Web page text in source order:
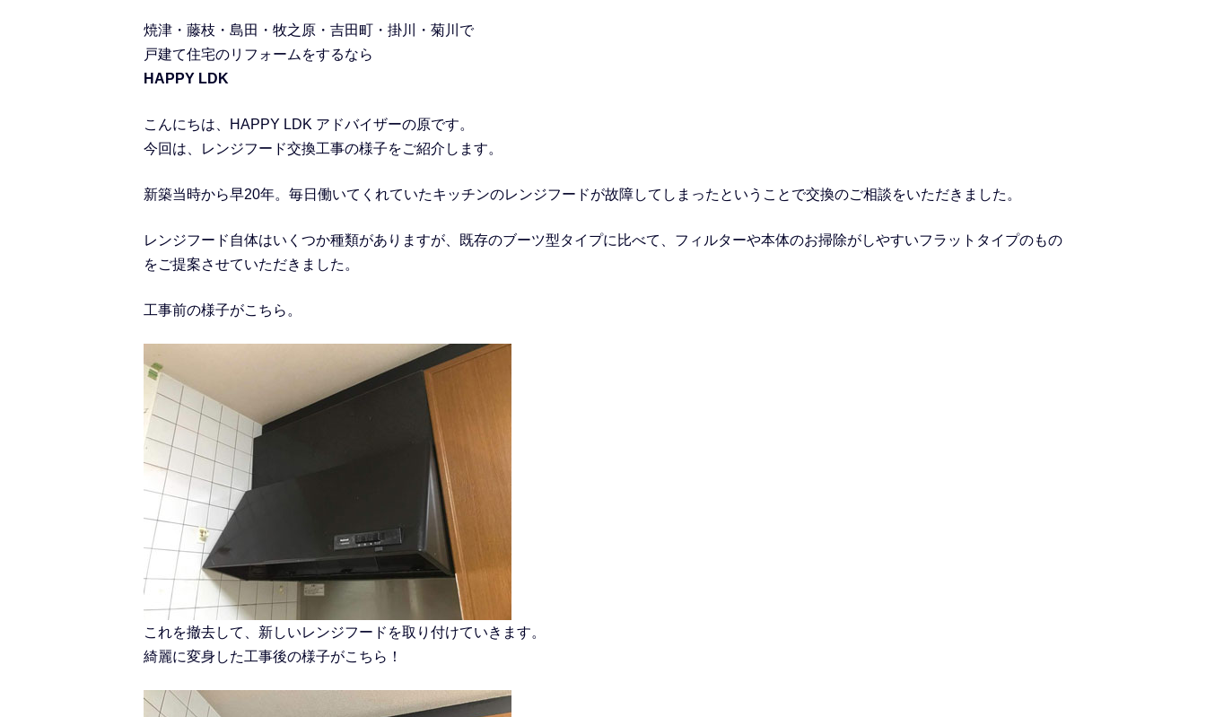
焼津・藤枝・島田・牧之原・吉田町・掛川・菊川で
戸建て住宅のリフォームをするなら
HAPPY LDK
こんにちは、HAPPY LDK アドバイザーの原です。
今回は、レンジフード交換工事の様子をご紹介します。
新築当時から早20年。毎日働いてくれていたキッチンのレンジフードが故障してしまったということで交換のご相談をいただきました。
レンジフード自体はいくつか種類がありますが、既存のブーツ型タイプに比べて、フィルターや本体のお掃除がしやすいフラットタイプのもの
をご提案させていただきました。
工事前の様子がこちら。
これを撤去して、新しいレンジフードを取り付けていきます。
綺麗に変身した工事後の様子がこちら！